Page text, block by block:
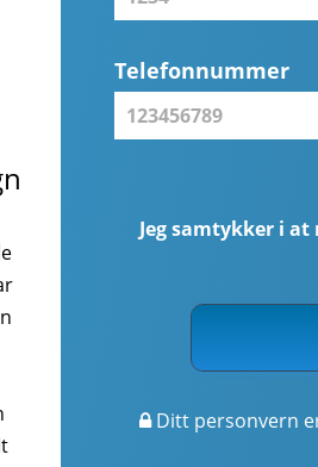
Telefonnummer
Jeg samtykker i
Ditt personvern